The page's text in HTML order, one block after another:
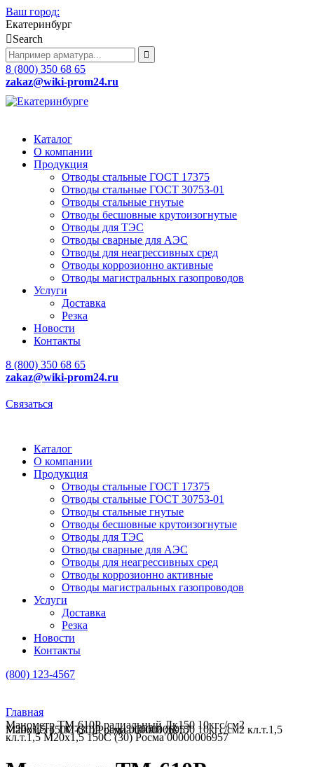
Ваш город:
Екатеринбург
Search
8 (800) 350 68 65
zakaz@wiki-prom24.ru
Каталог
О компании
Продукция
Отводы стальные ГОСТ 17375
Отводы стальные ГОСТ 30753-01
Отводы стальные гнутые
Отводы бесшовные крутоизогнутые
Отводы для ТЭС
Отводы сварные для АЭС
Отводы для неагрессивных сред
Отводы коррозионно активные
Отводы магистральных газопроводов
Услуги
Доставка
Резка
Новости
Контакты
8 (800) 350 68 65
zakaz@wiki-prom24.ru
Связаться
Каталог
О компании
Продукция
Отводы стальные ГОСТ 17375
Отводы стальные ГОСТ 30753-01
Отводы стальные гнутые
Отводы бесшовные крутоизогнутые
Отводы для ТЭС
Отводы сварные для АЭС
Отводы для неагрессивных сред
Отводы коррозионно активные
Отводы магистральных газопроводов
Услуги
Доставка
Резка
Новости
Контакты
(800) 123-4567
Главная
Манометр ТМ-610Р радиальный Дк150 10кгс/см2
кл.т.1,5 М20х1,5 150C (30) Росма 00000006957
Манометр ТМ-610Р радиальный Дк150 10кгс/см2 кл.т.1,5 М20х1,5 150C (30) Росма 00000006957